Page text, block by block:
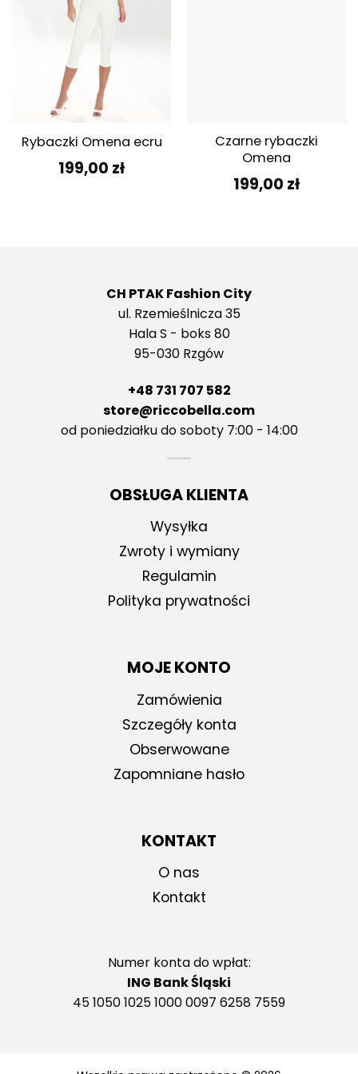
Rybaczki Omena ecru
199,00 zł
Czarne rybaczki
Omena
199,00 zł
CH PTAK Fashion City
ul. Rzemieślnicza 35
Hala S - boks 80
95-030 Rzgów
+48 731 707 582
store@riccobella.com
od poniedziałku do soboty 7:00 - 14:00
OBSŁUGA KLIENTA
Wysyłka
Zwroty i wymiany
Regulamin
Polityka prywatności
MOJE KONTO
Zamówienia
Szczegóły konta
Obserwowane
Zapomniane hasło
KONTAKT
O nas
Kontakt
Numer konta do wpłat:
ING Bank Śląski
45 1050 1025 1000 0097 6258 7559